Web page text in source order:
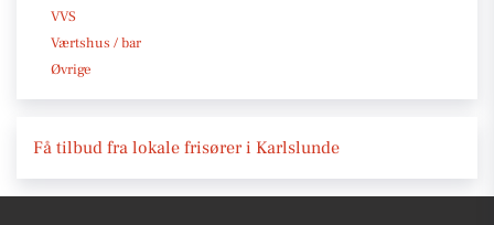
VVS
Værtshus / bar
Øvrige
Få tilbud fra lokale frisører i Karlslunde